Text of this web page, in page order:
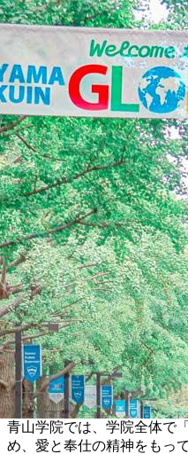
青山学院では、学院全体で
め、愛と奉仕の精神をもっ